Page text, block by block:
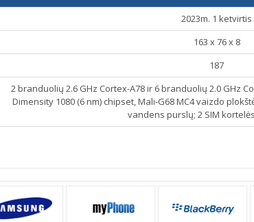
2023m. 1 ketvirtis
163 x 76 x 8
187
2 branduolių 2.6 GHz Cortex-A78 ir 6 branduolių 2.0 GHz
Dimensity 1080 (6 nm) chipset, Mali-G68 MC4 vaizdo
vandens purslų; 2 SIM